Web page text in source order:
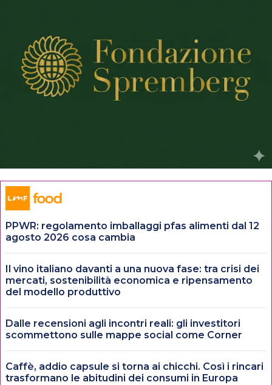
PPWR: regolamento imballaggi pfas alimenti dal 12
agosto 2026 cosa cambia
Il vino italiano davanti a una nuova fase: tra crisi dei
mercati, sostenibilità economica e ripensamento
del modello produttivo
Dalle recensioni agli incontri reali: gli investitori
scommettono sulle mappe social come Corner
Caffè, addio capsule si torna ai chicchi. Così i rincari
trasformano le abitudini dei consumi in Europa